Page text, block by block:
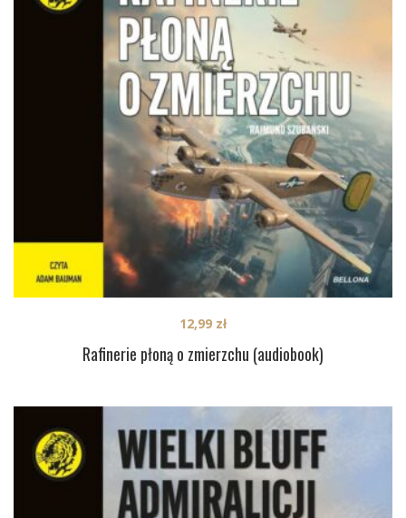
Rafinerie płoną o zmierzchu (audiobook)
12,99 zł